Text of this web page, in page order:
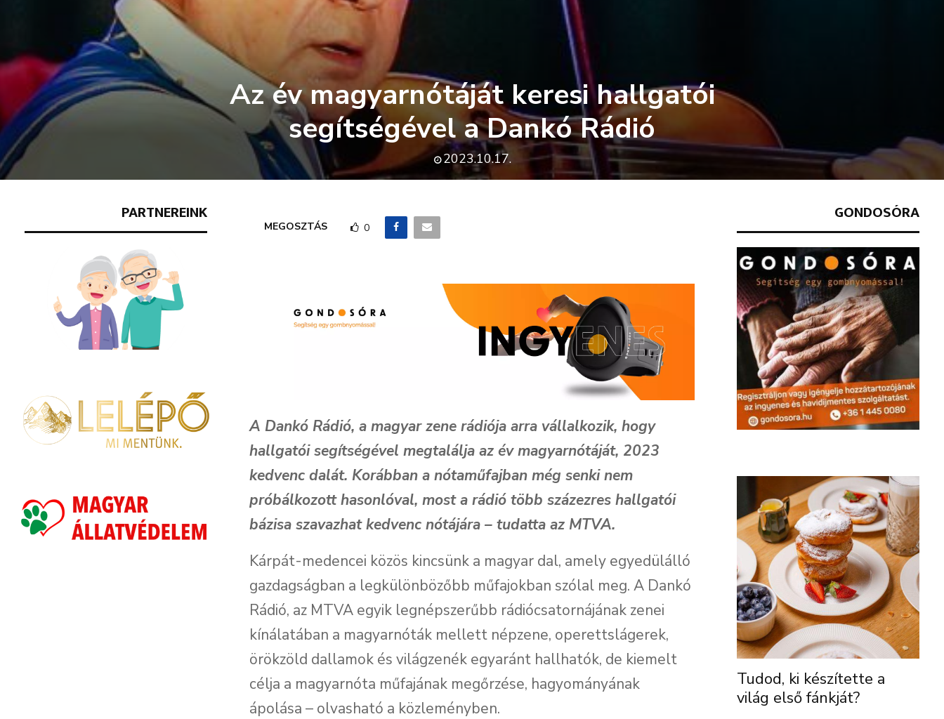
Az év magyarnótáját keresi hallgatói
segítségével a Dankó Rádió
2023.10.17.
MEGOSZTÁS 0
A Dankó Rádió, a magyar zene rádiója arra vállalkozik, hogy
hallgatói segítségével megtalálja az év magyarnótáját, 2023
kedvenc dalát. Korábban a nótaműfajban még senki nem
próbálkozott hasonlóval, most a rádió több százezres hallgatói
bázisa szavazhat kedvenc nótájára – tudatta az MTVA.
Kárpát-medencei közös kincsünk a magyar dal, amely egyedülálló
gazdagságban a legkülönbözőbb műfajokban szólal meg. A Dankó
Rádió, az MTVA egyik legnépszerűbb rádiócsatornájának zenei
kínálatában a magyarnóták mellett népzene, operettslágerek,
örökzöld dallamok és világzenék egyaránt hallhatók, de kiemelt
célja a magyarnóta műfajának megőrzése, hagyományának
ápolása – olvasható a közleményben.
PARTNEREINK GONDOSÓRA
Tudod, ki készítette a
világ első fánkját?